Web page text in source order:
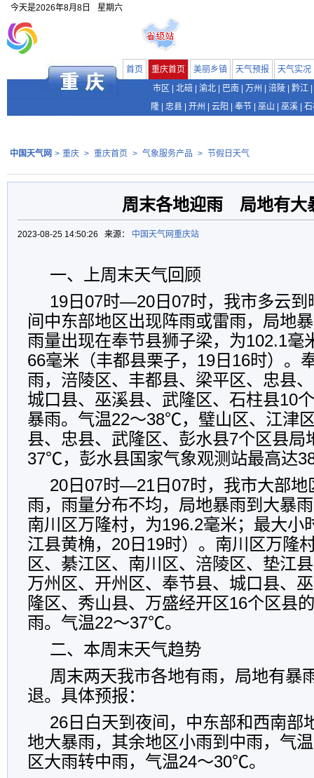
今天是2026年8月8日 星期六
首页 重庆首页 美丽乡镇 天气预报
天气实况
市区
北碚 渝北 巴南 万州 涪陵 黔江
隆
忠县 开州 云阳 奉节 巫山 巫溪
中国天气网 > 重庆 > 重庆首页 > 气象服务产品 > 节假日天气
周末各地迎雨 局地有大
2023-08-25 14:50:26 来源： 中国天气网重庆站
一、上周末天气回顾
19日07时—20日07时，我市多云到
间中东部地区出现阵雨或雷雨，局地
雨量出现在奉节县狮子梁，为102.1毫
66毫米（丰都县栗子，19日16时）。
雨，涪陵区、丰都县、梁平区、忠县
城口县、巫溪县、武隆区、石柱县10
暴雨。气温22～38℃，璧山区、江津
县、忠县、武隆区、彭水县7个区县局
37℃，彭水县国家气象观测站最高达
20日07时—21日07时，我市大部地
雨，雨量分布不均，局地暴雨到大暴
南川区万隆村，为196.2毫米；最大小
江县黄桷，20日19时）。南川区万隆
区、綦江区、南川区、涪陵区、垫江
万州区、开州区、奉节县、城口县、
隆区、秀山县、万盛经开区16个区县
雨。气温22～37℃。
二、本周末天气趋势
周末两天我市各地有雨，局地有暴
退。具体预报：
26日白天到夜间，中东部和西南部
地大暴雨，其余地区小雨到中雨，气
区大雨转中雨，气温24～30℃。